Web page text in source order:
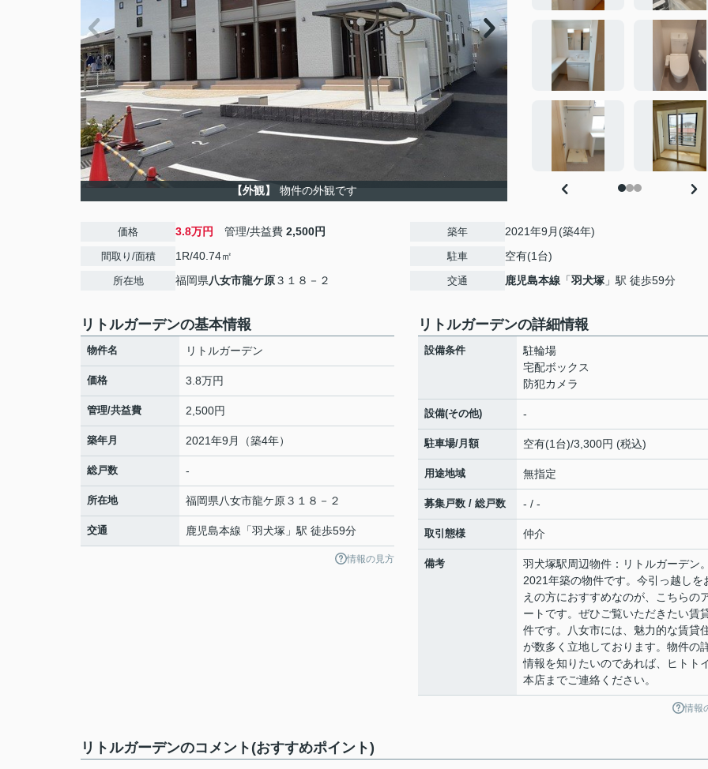
【外観】 物件の外観です
価格 3.8万円 管理/共益費 2,500円
間取り/面積 1R/40.74㎡
所在地 福岡県八女市龍ケ原３１８－２
築年 2021年9月(築4年)
駐車 空有(1台)
交通 鹿児島本線 「羽犬塚 」駅 徒歩59分
リトルガーデンの基本情報
物件名 リトルガーデン
価格 3.8万円
管理/共益費 2,500円
築年月 2021年9月（築4年）
総戸数 -
所在地 福岡県八女市龍ケ原３１８－２
交通 鹿児島本線 「羽犬塚 」駅 徒歩59分
情報の見方
リトルガーデンの詳細情報
設備条件
駐輪場
宅配ボックス
防犯カメラ
設備(その他) -
駐車場/月額 空有(1台)/3,300円 (税込)
用途地域 無指定
募集戸数 / 総戸数 - / -
取引態様 仲介
備考
羽犬塚駅周辺物件：リトルガーデン。
2021年築の物件です。今引っ越しを
えの方におすすめなのが、こちらの
ートです。ぜひご覧いただきたい賃
件です。八女市には、魅力的な賃貸
が数多く立地しております。物件の
情報を知りたいのであれば、ヒトト
本店までご連絡ください。
情報
リトルガーデンのコメント(おすすめポイント)